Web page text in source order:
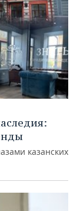
казанских